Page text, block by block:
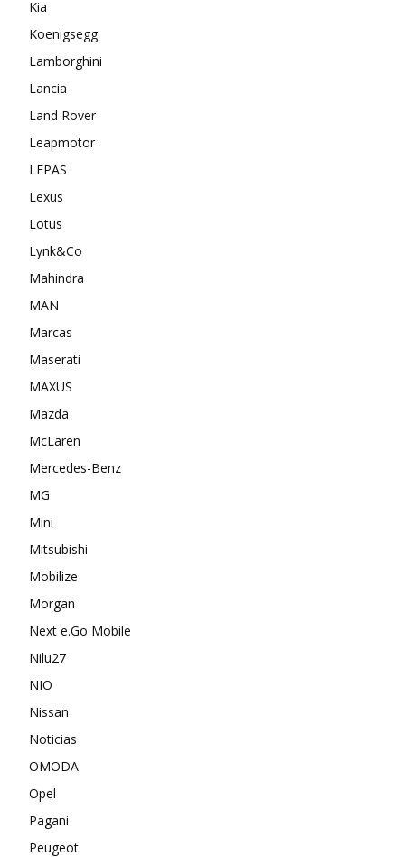
Kia
Koenigsegg
Lamborghini
Lancia
Land Rover
Leapmotor
LEPAS
Lexus
Lotus
Lynk&Co
Mahindra
MAN
Marcas
Maserati
MAXUS
Mazda
McLaren
Mercedes-Benz
MG
Mini
Mitsubishi
Mobilize
Morgan
Next e.Go Mobile
Nilu27
NIO
Nissan
Noticias
OMODA
Opel
Pagani
Peugeot